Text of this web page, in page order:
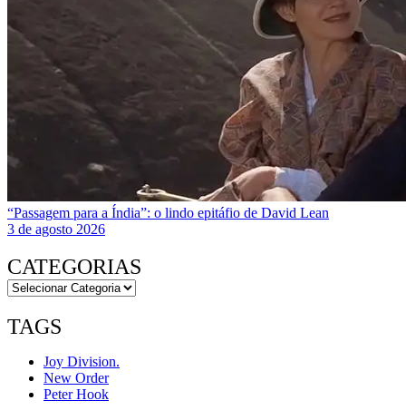
“Passagem para a Índia”: o lindo epitáfio de David Lean
3 de agosto 2026
CATEGORIAS
TAGS
Joy Division.
New Order
Peter Hook